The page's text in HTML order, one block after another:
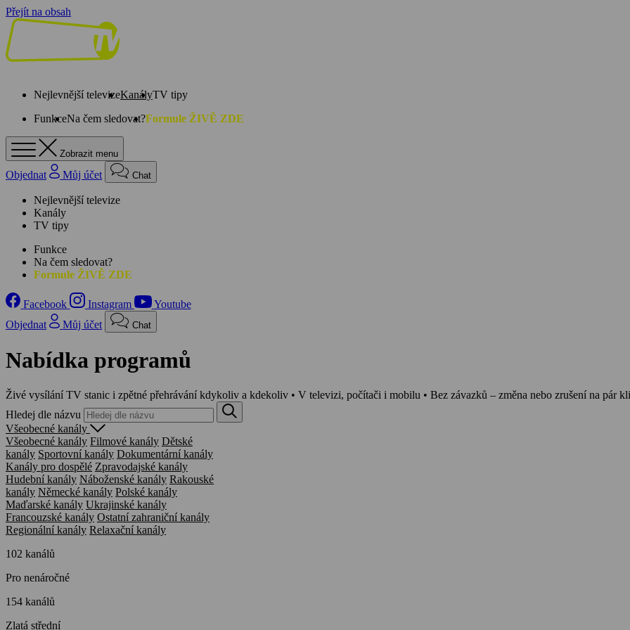
Přejít na obsah
Nejlevnější televizeKanályTV tipy
FunkceNa čem sledovat?Formule ŽIVĚ ZDE
Zobrazit menu
Objednat Můj účet Chat
Nejlevnější televize
Kanály
TV tipy
Funkce
Na čem sledovat?
Formule ŽIVĚ ZDE
Facebook Instagram
Youtube
Objednat
Můj účet Chat
Nabídka programů
Živé vysílání TV stanic i zpětné přehrávání kdykoliv a kdekoliv • V televizi, počítači i mobilu • Bez závazků – změna nebo zrušení na pár
Hledej dle názvu
Všeobecné kanály
Všeobecné kanály Filmové kanály Dětské
kanály Sportovní kanály Dokumentární kanály
Kanály pro dospělé Zpravodajské kanály
Hudební kanály Náboženské kanály Rakouské
kanály Německé kanály Polské kanály
Maďarské kanály Ukrajinské kanály
Francouzské kanály Ostatní zahraniční kanály
Regionální kanály Relaxační kanály
102 kanálů
Pro nenáročné
154 kanálů
Zlatá střední